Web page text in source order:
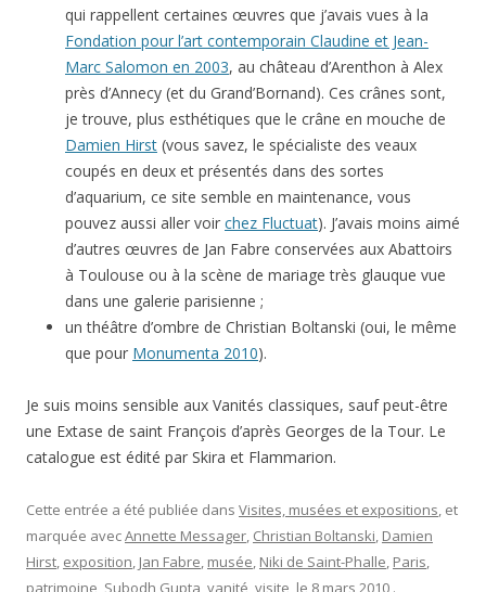
qui rappellent certaines œuvres que j’avais vues à la
Fondation pour l’art contemporain Claudine et Jean-
Marc Salomon en 2003, au château d’Arenthon à Alex
près d’Annecy (et du Grand’Bornand). Ces crânes sont,
je trouve, plus esthétiques que le crâne en mouche de
Damien Hirst (vous savez, le spécialiste des veaux
coupés en deux et présentés dans des sortes
d’aquarium, ce site semble en maintenance, vous
pouvez aussi aller voir chez Fluctuat). J’avais moins aimé
d’autres œuvres de Jan Fabre conservées aux Abattoirs
à Toulouse ou à la scène de mariage très glauque vue
dans une galerie parisienne ;
un théâtre d’ombre de Christian Boltanski (oui, le même
que pour Monumenta 2010).
Je suis moins sensible aux Vanités classiques, sauf peut-être
une Extase de saint François d’après Georges de la Tour. Le
catalogue est édité par Skira et Flammarion.
Cette entrée a été publiée dans Visites, musées et expositions, et
marquée avecAnnette Messager, Christian Boltanski, Damien
Hirst, exposition, Jan Fabre, musée, Niki de Saint-Phalle, Paris,
patrimoine Subodh Gupta vanité visite , le 8 mars 2010 .